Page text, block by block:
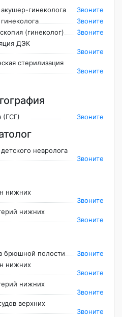
гинеколога
Звоните
Звоните
(гинеколог)
Звоните
ДЭК
Звоните
стерилизация
Звоните
(ГСГ) Звоните
невролога
Звоните
нижних
Звоните
нижних
Звоните
брюшной полости
Звоните
нижних
Звоните
нижних
Звоните
верхних
Звоните